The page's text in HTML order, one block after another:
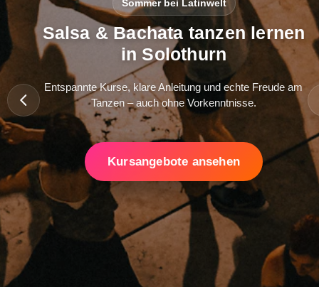
Sommer bei Latinwelt
Salsa & Bachata tanzen lernen
in Solothurn
Entspannte Kurse, klare Anleitung und echte Freude am
Tanzen – auch ohne Vorkenntnisse.
Kursangebote ansehen